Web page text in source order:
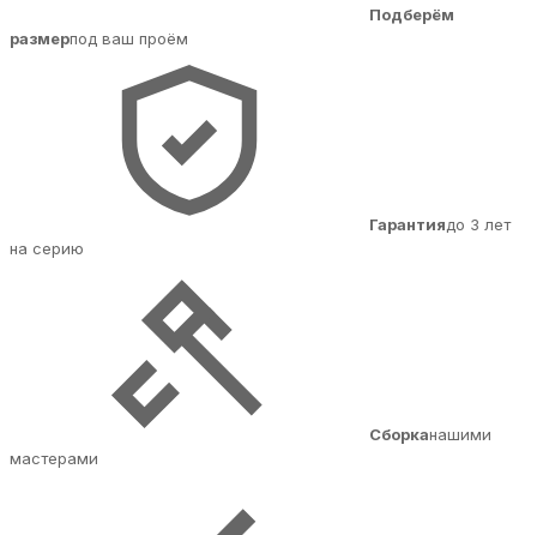
Подберём
размерпод ваш проём
Гарантиядо 3 лет
на серию
Сборканашими
мастерами